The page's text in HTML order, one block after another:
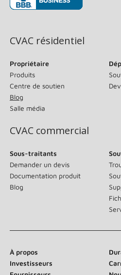
CVAC résidentiel
Propriétaire
Produits
Centre de soutien
Blog
Salle média
CVAC commercial
Sous-traitants
Demander un devis
Documentation produit
Blog
À propos
Investisseurs